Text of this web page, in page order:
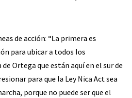
de acción: “La primera es
para ubicar a todos los
Ortega que están aquí en el sur de
para que la Ley Nica Act sea
porque no puede ser que el